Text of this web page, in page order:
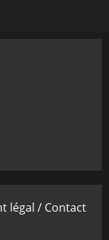
légal / Contact